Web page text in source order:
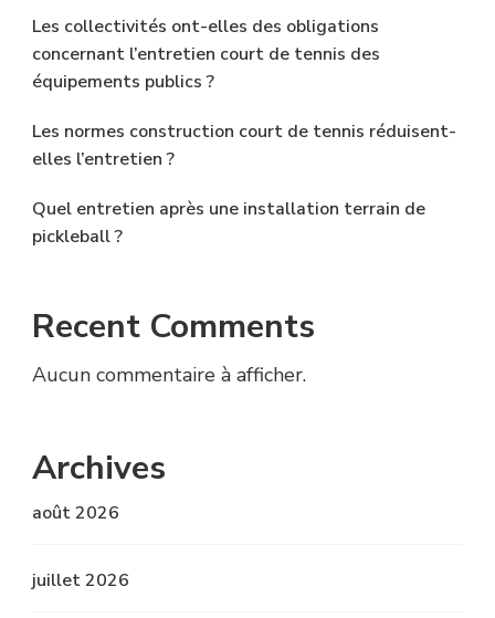
Les collectivités ont-elles des obligations
concernant l’entretien court de tennis des
équipements publics ?
Les normes construction court de tennis réduisent-
elles l’entretien ?
Quel entretien après une installation terrain de
pickleball ?
Recent Comments
Aucun commentaire à afficher.
Archives
août 2026
juillet 2026